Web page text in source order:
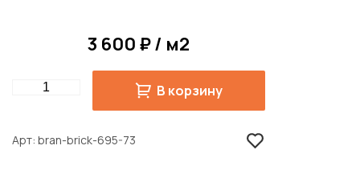
3 600 ₽ / м2
Quantity В корзину
Арт bran-brick-695-73